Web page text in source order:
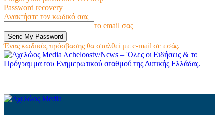
Password recovery
Ανακτήστε τον κωδικό σας
το email σας
Ένας κωδικός πρόσβασης θα σταλθεί με e-mail σε εσάς.
Acheloostv/News – 'Ολες οι Ειδήσεις & το
Πρόγραμμα του Ενημερωτικού σταθμού της Δυτικής Ελλάδας.